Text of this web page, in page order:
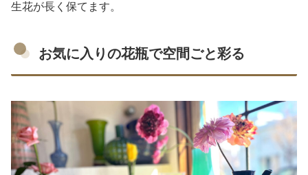
生花が長く保てます。
お気に入りの花瓶で空間ごと彩る